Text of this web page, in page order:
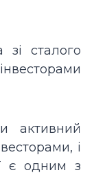
сталого
активний
і
є одним з